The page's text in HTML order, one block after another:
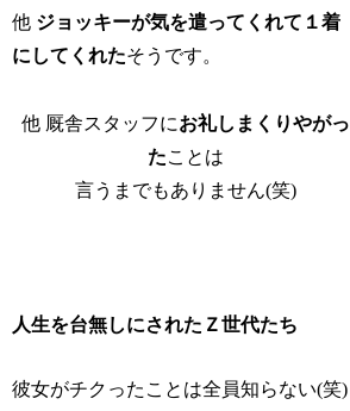
他 ジョッキーが気を遣ってくれて１着
にしてくれたそうです。
他 厩舎スタッフにお礼しまくりやがっ
たことは
言うまでもありません(笑)
人生を台無しにされたＺ世代たち
彼女がチクったことは全員知らない(笑)